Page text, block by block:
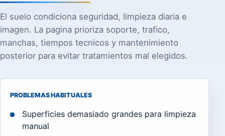
El suelo condiciona seguridad, limpieza diaria e
imagen. La pagina prioriza soporte, trafico,
manchas, tiempos tecnicos y mantenimiento
posterior para evitar tratamientos mal elegidos.
PROBLEMAS HABITUALES
Superficies demasiado grandes para limpieza
manual